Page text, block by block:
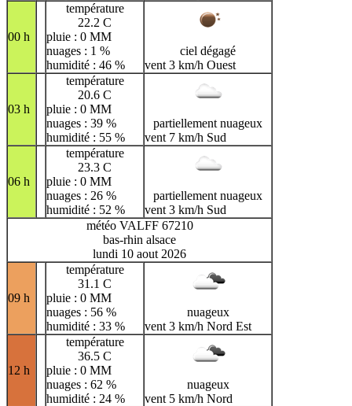
00 h
température
22.2 C
pluie : 0 MM
nuages : 1 %
humidité : 46 %
ciel dégagé
vent 3 km/h Ouest
03 h
température
20.6 C
pluie : 0 MM
nuages : 39 %
humidité : 55 %
partiellement nuageux
vent 7 km/h Sud
06 h
température
23.3 C
pluie : 0 MM
nuages : 26 %
humidité : 52 %
partiellement nuageux
vent 3 km/h Sud
météo VALFF 67210
bas-rhin alsace
lundi 10 aout 2026
09 h
température
31.1 C
pluie : 0 MM
nuages : 56 %
humidité : 33 %
nuageux
vent 3 km/h Nord Est
12 h
température
36.5 C
pluie : 0 MM
nuages : 62 %
humidité : 24 %
nuageux
vent 5 km/h Nord